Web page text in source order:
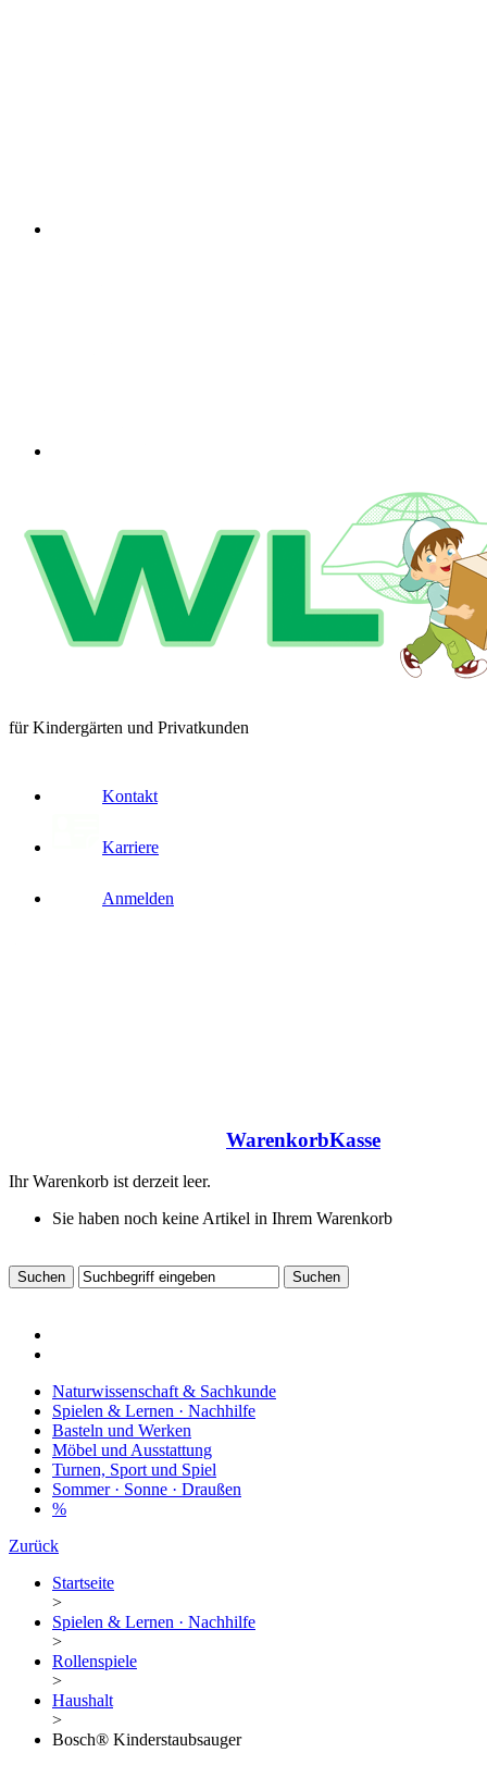
für Kindergärten und Privatkunden
Kontakt
Karriere
Anmelden
WarenkorbKasse
Ihr Warenkorb ist derzeit leer.
Sie haben noch keine Artikel in Ihrem Warenkorb
Naturwissenschaft & Sachkunde
Spielen & Lernen · Nachhilfe
Basteln und Werken
Möbel und Ausstattung
Turnen, Sport und Spiel
Sommer · Sonne · Draußen
%
Zurück
Startseite
>
Spielen & Lernen · Nachhilfe
>
Rollenspiele
>
Haushalt
>
Bosch® Kinderstaubsauger